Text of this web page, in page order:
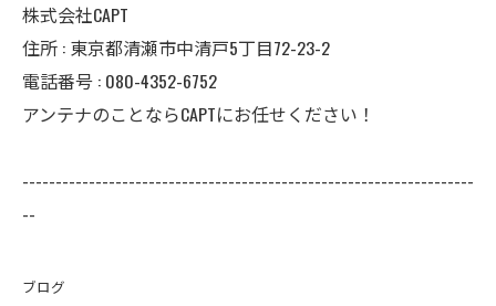
株式会社CAPT
住所 : 東京都清瀬市中清戸5丁目72-23-2
電話番号 : 080-4352-6752
アンテナのことならCAPTにお任せください！
--------------------------------------------------------------------
--
ブログ